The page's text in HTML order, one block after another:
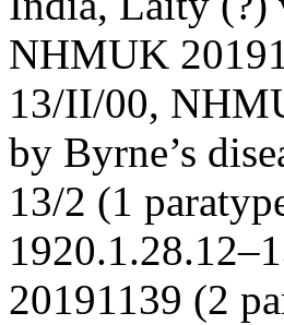
NHMUK
13/II/00,
by Byrne’s
13/2 (1
20191139 (2